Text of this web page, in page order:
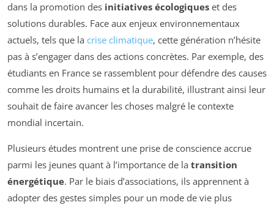
dans la promotion des initiatives écologiques et des
solutions durables. Face aux enjeux environnementaux
actuels, tels que la crise climatique, cette génération n’hésite
pas à s’engager dans des actions concrètes. Par exemple, des
étudiants en France se rassemblent pour défendre des causes
comme les droits humains et la durabilité, illustrant ainsi leur
souhait de faire avancer les choses malgré le contexte
mondial incertain.
Plusieurs études montrent une prise de conscience accrue
parmi les jeunes quant à l’importance de la transition
énergétique. Par le biais d’associations, ils apprennent à
adopter des gestes simples pour un mode de vie plus